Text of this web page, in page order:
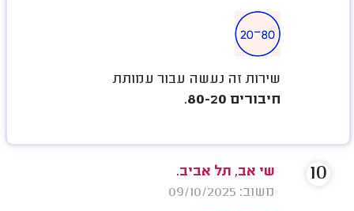
שירות זה נעשה עבור עמותת
חיבורים 80-20
.
שי אב, תל אביב.
משוב: 09/10/2025
10